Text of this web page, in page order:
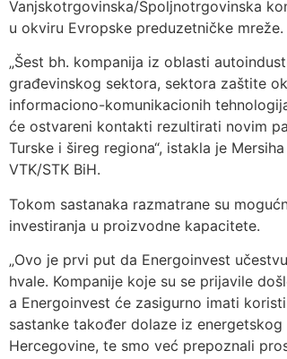
Vanjskotrgovinska/Spoljnotrgovinska
u okviru Evropske preduzetničke mreže.
„Šest bh. kompanija iz oblasti
građevinskog sektora, sektora zaštite
informaciono-komunikacionih
će ostvareni kontakti rezultirati novim
Turske i šireg regiona“, istakla je
VTK/STK BiH.
Tokom sastanaka razmatrane su
investiranja u proizvodne kapacitete.
„Ovo je prvi put da Energoinvest
hvale. Kompanije koje su se prijavile
a Energoinvest će zasigurno imati
sastanke također dolaze iz
Hercegovine, te smo već prepoznali